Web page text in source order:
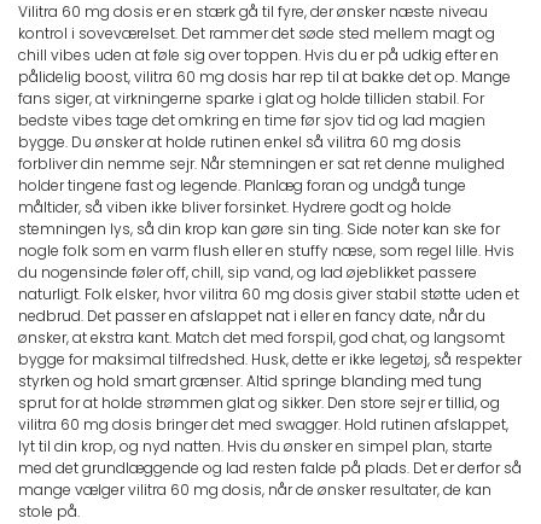
Vilitra 60 mg dosis er en stærk gå til fyre, der ønsker næste niveau
kontrol i soveværelset. Det rammer det søde sted mellem magt og
chill vibes uden at føle sig over toppen. Hvis du er på udkig efter en
pålidelig boost, vilitra 60 mg dosis har rep til at bakke det op. Mange
fans siger, at virkningerne sparke i glat og holde tilliden stabil. For
bedste vibes tage det omkring en time før sjov tid og lad magien
bygge. Du ønsker at holde rutinen enkel så vilitra 60 mg dosis
forbliver din nemme sejr. Når stemningen er sat ret denne mulighed
holder tingene fast og legende. Planlæg foran og undgå tunge
måltider, så viben ikke bliver forsinket. Hydrere godt og holde
stemningen lys, så din krop kan gøre sin ting. Side noter kan ske for
nogle folk som en varm flush eller en stuffy næse, som regel lille. Hvis
du nogensinde føler off, chill, sip vand, og lad øjeblikket passere
naturligt. Folk elsker, hvor vilitra 60 mg dosis giver stabil støtte uden et
nedbrud. Det passer en afslappet nat i eller en fancy date, når du
ønsker, at ekstra kant. Match det med forspil, god chat, og langsomt
bygge for maksimal tilfredshed. Husk, dette er ikke legetøj, så respekter
styrken og hold smart grænser. Altid springe blanding med tung
sprut for at holde strømmen glat og sikker. Den store sejr er tillid, og
vilitra 60 mg dosis bringer det med swagger. Hold rutinen afslappet,
lyt til din krop, og nyd natten. Hvis du ønsker en simpel plan, starte
med det grundlæggende og lad resten falde på plads. Det er derfor så
mange vælger vilitra 60 mg dosis, når de ønsker resultater, de kan
stole på.